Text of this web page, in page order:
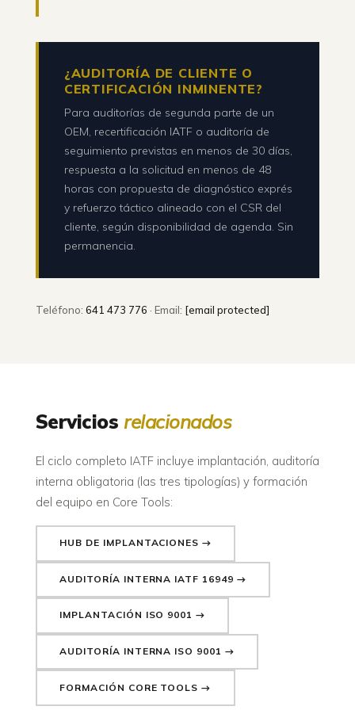
¿AUDITORÍA DE CLIENTE O
CERTIFICACIÓN INMINENTE?
Para auditorías de segunda parte de un
OEM, recertificación IATF o auditoría de
seguimiento previstas en menos de 30 días,
respuesta a la solicitud en menos de 48
horas con propuesta de diagnóstico exprés
y refuerzo táctico alineado con el CSR del
cliente, según disponibilidad de agenda. Sin
permanencia.
Teléfono: 641 473 776 · Email: [email protected]
Servicios relacionados
El ciclo completo IATF incluye implantación, auditoría
interna obligatoria (las tres tipologías) y formación
del equipo en Core Tools:
HUB DE IMPLANTACIONES →
AUDITORÍA INTERNA IATF 16949 →
IMPLANTACIÓN ISO 9001 →
AUDITORÍA INTERNA ISO 9001 →
FORMACIÓN CORE TOOLS →